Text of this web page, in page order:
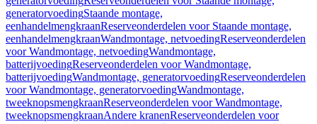
generatorvoedingStaande montage,
eenhandelmengkraanReserveonderdelen voor Staande montage,
eenhandelmengkraanWandmontage, netvoedingReserveonderdelen
voor Wandmontage, netvoedingWandmontage,
batterijvoedingReserveonderdelen voor Wandmontage,
batterijvoedingWandmontage, generatorvoedingReserveonderdelen
voor Wandmontage, generatorvoedingWandmontage,
tweeknopsmengkraanReserveonderdelen voor Wandmontage,
tweeknopsmengkraanAndere kranenReserveonderdelen voor